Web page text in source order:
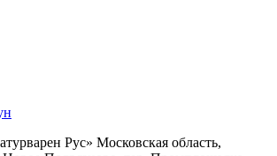
Рус» Московская область,